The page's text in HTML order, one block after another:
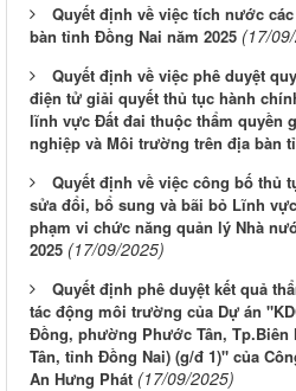
Quyết định về việc tích nước
bàn tỉnh Đồng Nai năm 2025 (17/
Quyết định về việc phê duyệt
điện tử giải quyết thủ tục hành
lĩnh vực Đất đai thuộc thẩm quyền
nghiệp và Môi trường trên địa bàn
Quyết định về việc công bố thủ
sửa đổi, bổ sung và bãi bỏ Lĩnh
phạm vi chức năng quản lý Nhà
2025 (17/09/2025)
Quyết định phê duyệt kết quả
tác động môi trường của Dự án
Đồng, phường Phước Tân,
Tân, tỉnh Đồng Nai) (g/đ 1)" của
An Hưng Phát (17/09/2025)